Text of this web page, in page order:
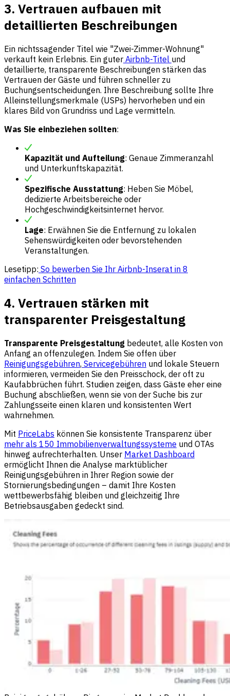
3. Vertrauen aufbauen mit
detaillierten Beschreibungen
Ein nichtssagender Titel wie "Zwei-Zimmer-Wohnung"
verkauft kein Erlebnis. Ein guter Airbnb-Titel und
detaillierte, transparente Beschreibungen stärken das
Vertrauen der Gäste und führen schneller zu
Buchungsentscheidungen. Ihre Beschreibung sollte Ihre
Alleinstellungsmerkmale (USPs) hervorheben und ein
klares Bild von Grundriss und Lage vermitteln.
Was Sie einbeziehen sollten:
Kapazität und Aufteilung: Genaue Zimmeranzahl
und Unterkunftskapazität.
Spezifische Ausstattung: Heben Sie Möbel,
dedizierte Arbeitsbereiche oder
Hochgeschwindigkeitsinternet hervor.
Lage: Erwähnen Sie die Entfernung zu lokalen
Sehenswürdigkeiten oder bevorstehenden
Veranstaltungen.
Lesetipp: So bewerben Sie Ihr Airbnb-Inserat in 8
einfachen Schritten
4. Vertrauen stärken mit
transparenter Preisgestaltung
Transparente Preisgestaltung bedeutet, alle Kosten von
Anfang an offenzulegen. Indem Sie offen über
Reinigungsgebühren, Servicegebühren und lokale Steuern
informieren, vermeiden Sie den Preisschock, der oft zu
Kaufabbrüchen führt. Studien zeigen, dass Gäste eher eine
Buchung abschließen, wenn sie von der Suche bis zur
Zahlungsseite einen klaren und konsistenten Wert
wahrnehmen.
Mit PriceLabs können Sie konsistente Transparenz über
mehr als 150 Immobilienverwaltungssysteme und OTAs
hinweg aufrechterhalten. Unser Market Dashboard
ermöglicht Ihnen die Analyse marktüblicher
Reinigungsgebühren in Ihrer Region sowie der
Stornierungsbedingungen – damit Ihre Kosten
wettbewerbsfähig bleiben und gleichzeitig Ihre
Betriebsausgaben gedeckt sind.